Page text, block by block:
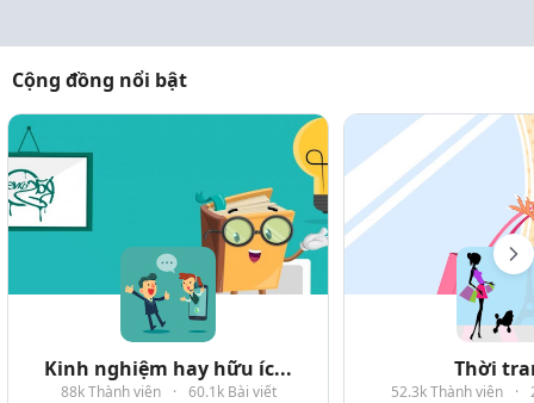
Cộng đồng nổi bật
Kinh nghiệm hay hữu íc...
88k Thành viên · 60.1k Bài viết
Thời
52.3k Thành viên ·